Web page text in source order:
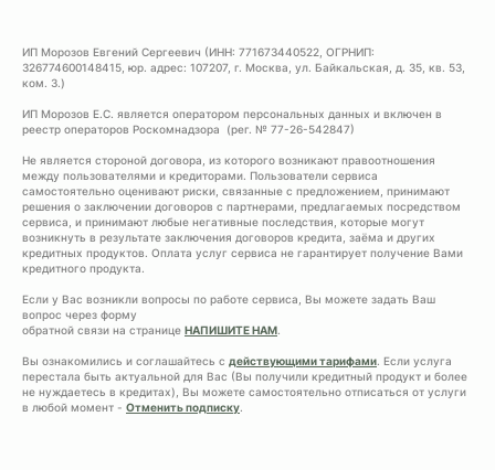
ИП Морозов Евгений Сергеевич (ИНН: 771673440522, ОГРНИП:
326774600148415, юр. адрес: 107207, г. Москва, ул. Байкальская, д. 35, кв. 53,
ком. 3.)
ИП Морозов Е.С. является оператором персональных данных и включен в
реестр операторов Роскомнадзора (рег. № 77-26-542847)
Не является стороной договора, из которого возникают правоотношения
между пользователями и кредиторами. Пользователи сервиса
самостоятельно оценивают риски, связанные с предложением, принимают
решения о заключении договоров с партнерами, предлагаемых посредством
сервиса, и принимают любые негативные последствия, которые могут
возникнуть в результате заключения договоров кредита, заёма и других
кредитных продуктов. Оплата услуг сервиса не гарантирует получение Вами
кредитного продукта.
Если у Вас возникли вопросы по работе сервиса, Вы можете задать Ваш
вопрос через форму
обратной связи на странице НАПИШИТЕ НАМ.
Вы ознакомились и соглашайтесь с действующими тарифами. Если услуга
перестала быть актуальной для Вас (Вы получили кредитный продукт и более
не нуждаетесь в кредитах), Вы можете самостоятельно отписаться от услуги
в любой момент - Отменить подписку.